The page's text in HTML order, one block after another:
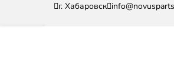
г. Хабаровск